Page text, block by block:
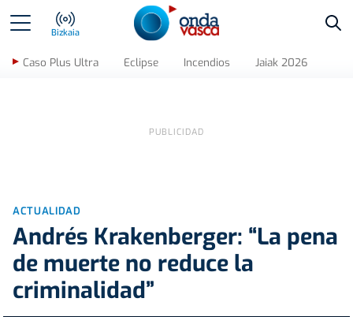
Bizkaia
Caso Plus Ultra Eclipse Incendios Jaiak 2026
ACTUALIDAD
Andrés Krakenberger: “La pena
de muerte no reduce la
criminalidad”